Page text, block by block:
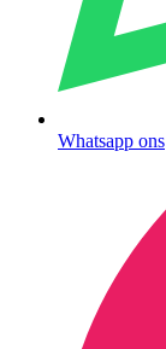
Whatsapp ons